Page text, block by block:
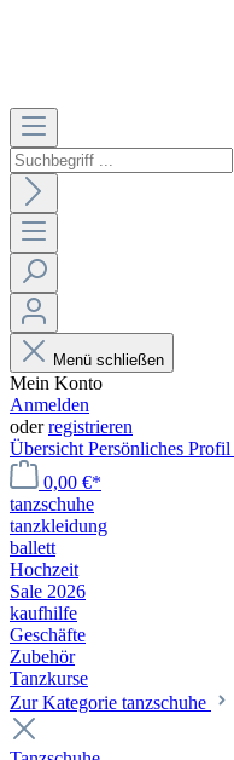
Menü schließen
Mein Konto
Anmelden
oderregistrieren
Übersicht Persönliches Profil
0,00 €*
tanzschuhe
tanzkleidung
ballett
Hochzeit
Sale 2026
kaufhilfe
Geschäfte
Zubehör
Tanzkurse
Zur Kategorie tanzschuhe